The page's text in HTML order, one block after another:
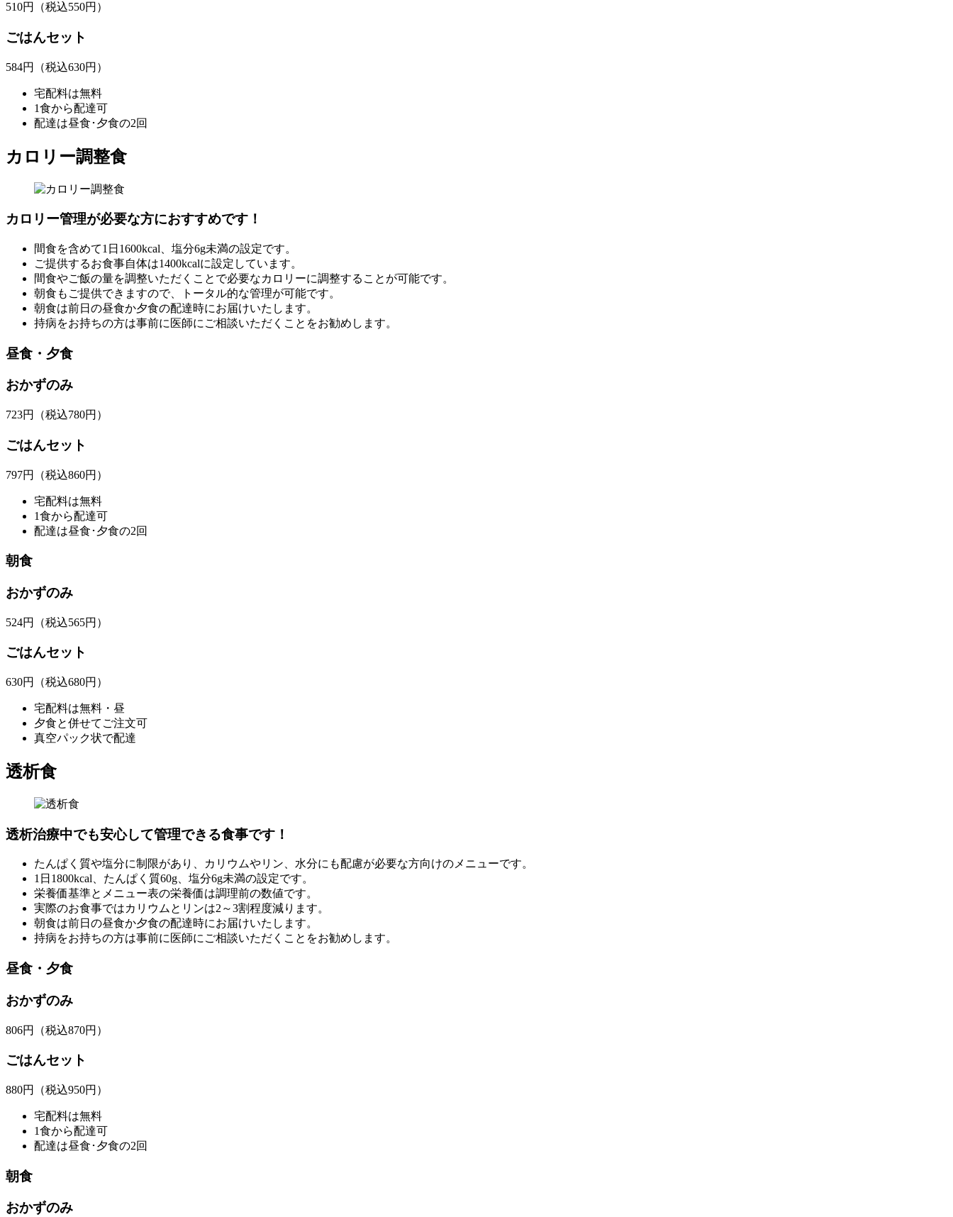
510円 （税込550円）
ごはんセット
584円 （税込630円）
宅配料は無料
1食から配達可
配達は昼食･夕食の2回
カロリー調整食
カロリー管理が必要な方におすすめです！
間食を含めて1日1600kcal、塩分6g未満の設定です。
ご提供するお食事自体は1400kcalに設定しています。
間食やご飯の量を調整いただくことで必要なカロリーに調整することが可能です。
朝食もご提供できますので、トータル的な管理が可能です。
朝食は前日の昼食か夕食の配達時にお届けいたします。
持病をお持ちの方は事前に医師にご相談いただくことをお勧めします。
昼食・夕食
おかずのみ
723円 （税込780円）
ごはんセット
797円 （税込860円）
宅配料は無料
1食から配達可
配達は昼食･夕食の2回
朝食
おかずのみ
524円 （税込565円）
ごはんセット
630円 （税込680円）
宅配料は無料・昼
夕食と併せてご注文可
真空パック状で配達
透析食
透析治療中でも安心して管理できる食事です！
たんぱく質や塩分に制限があり、カリウムやリン、水分にも配慮が必要な方向けのメニューです。
1日1800kcal、たんぱく質60g、塩分6g未満の設定です。
栄養価基準とメニュー表の栄養価は調理前の数値です。
実際のお食事ではカリウムとリンは2～3割程度減ります。
朝食は前日の昼食か夕食の配達時にお届けいたします。
持病をお持ちの方は事前に医師にご相談いただくことをお勧めします。
昼食・夕食
おかずのみ
806円 （税込870円）
ごはんセット
880円 （税込950円）
宅配料は無料
1食から配達可
配達は昼食･夕食の2回
朝食
おかずのみ